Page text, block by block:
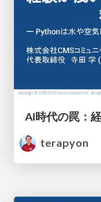
terapyon